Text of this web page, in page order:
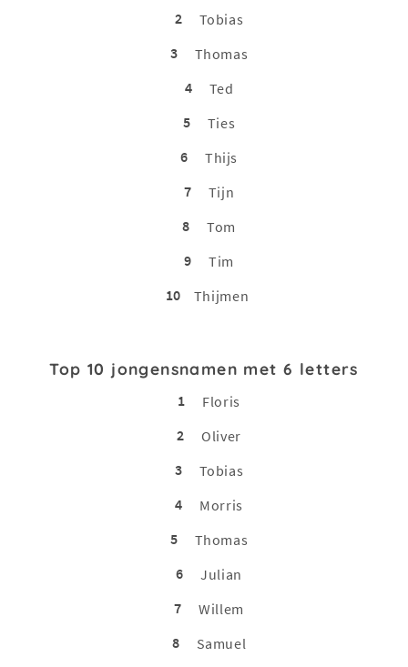
2
Tobias
3
Thomas
4
Ted
5
Ties
6
Thijs
7
Tijn
8
Tom
9
Tim
10
Thijmen
Top 10 jongensnamen met 6 letters
1
Floris
2
Oliver
3
Tobias
4
Morris
5
Thomas
6
Julian
7
Willem
8
Samuel